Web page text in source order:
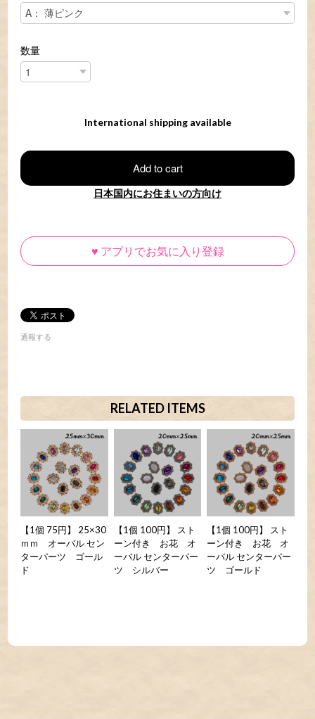
数量
International shipping available
Add to cart
日本国内にお住まいの方向け
♥ アプリでお気に入り登録
通報する
RELATED ITEMS
【1個 75円】 25×30
ｍｍ オーバル セン
ターパーツ ゴール
ド
【1個 100円】 スト
ーン付き お花 オ
ーバル センターパー
ツ シルバー
【1個 100円】 スト
ーン付き お花 オ
ーバル センターパー
ツ ゴールド